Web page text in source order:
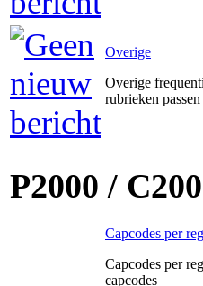
Overige
Overige
rubrieken passen
P2000 /
Capcodes per
Capcodes per
capcodes